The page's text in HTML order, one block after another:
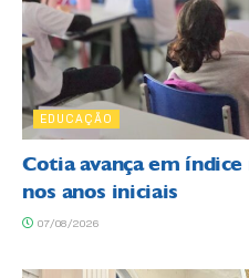
EDUCAÇÃO
Cotia avança em índice
nos anos iniciais
07/08/2026